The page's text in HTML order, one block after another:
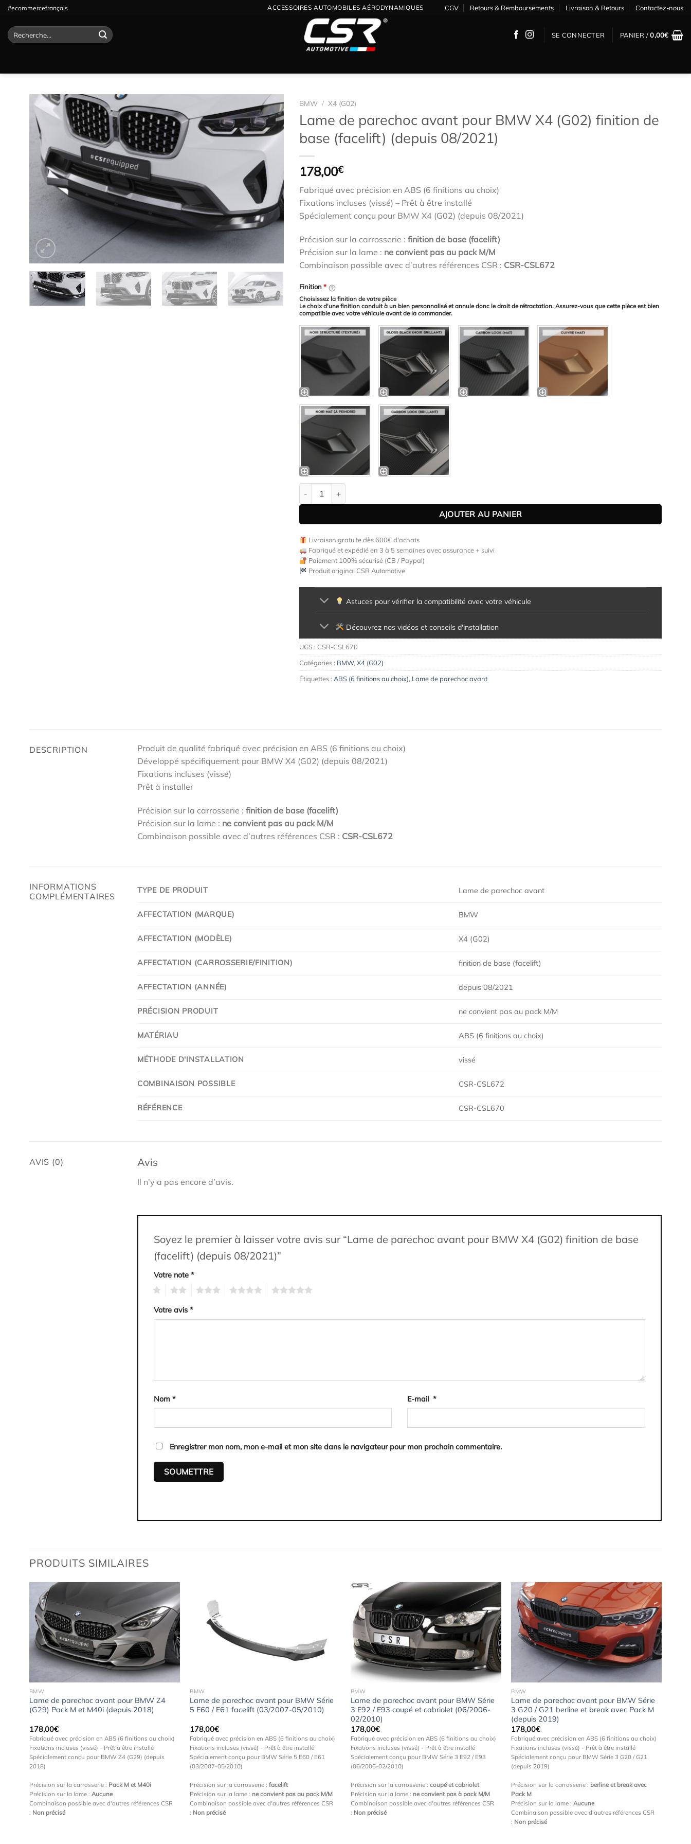
Passer
contenu
#ecommercefrançais ACCESSOIRES AUTOMOBILES AÉRODYNAMIQUES CGV Retours & Remboursements Livraison & Retours Contactez-nous
Recherche
pour :
SE CONNECTER PANIER /0,00€
wishlist
BMW / X4 (G02)
Lame de parechoc avant pour BMW X4 (G02) finition de
base (facelift) (depuis 08/2021)
178,00€
Fabriqué avec précision en ABS (6 finitions au choix)
Fixations incluses (vissé) – Prêt à être installé
Spécialement conçu pour BMW X4 (G02) (depuis 08/2021)
Précision sur la carrosserie : finition de base (facelift)
Précision sur la lame : ne convient pas au pack M/M
Combinaison possible avec d’autres références CSR : CSR-CSL672
Finition*
Choisissez la finition de votre pièce
Le choix d'une finition conduit à un bien personnalisé et annule donc le droit de rétractation. Assurez-vous que cette pièce est bien
compatible avec votre véhicule avant de la commander.
quantité de Lame de parechoc avant pour BMW X4 (G02) finition de base (facelift) (depuis 08/2021)
AJOUTER AU PANIER
Livraison gratuite dès 600€ d'achats
Fabriqué et expédié en 3 à 5 semaines avec assurance + suivi
Paiement 100% sécurisé (CB / Paypal)
Produit original CSR Automotive
Astuces pour vérifier la compatibilité avec votre véhicule
Découvrez nos vidéos et conseils d'installation
UGS : CSR-CSL670
Catégories : BMW, X4 (G02)
Étiquettes : ABS (6 finitions au choix), Lame de parechoc avant
DESCRIPTION
Produit de qualité fabriqué avec précision en ABS (6 finitions au choix)
Développé spécifiquement pour BMW X4 (G02) (depuis 08/2021)
Fixations incluses (vissé)
Prêt à installer
Précision sur la carrosserie : finition de base (facelift)
Précision sur la lame : ne convient pas au pack M/M
Combinaison possible avec d’autres références CSR : CSR-CSL672
INFORMATIONS
COMPLÉMENTAIRES
TYPE DE PRODUIT Lame de parechoc avant
AFFECTATION (MARQUE) BMW
AFFECTATION (MODÈLE) X4 (G02)
AFFECTATION (CARROSSERIE/FINITION) finition de base (facelift)
AFFECTATION (ANNÉE) depuis 08/2021
PRÉCISION PRODUIT ne convient pas au pack M/M
MATÉRIAU ABS (6 finitions au choix)
MÉTHODE D'INSTALLATION vissé
COMBINAISON POSSIBLE CSR-CSL672
RÉFÉRENCE CSR-CSL670
AVIS (0) Avis
Il n’y a pas encore d’avis.
Soyez le premier à laisser votre avis sur “Lame de parechoc avant pour BMW X4 (G02) finition de base
(facelift) (depuis 08/2021)”
Votre note *
Votre avis *
Nom * E-mail *
Enregistrer mon nom, mon e-mail et mon site dans le navigateur pour mon prochain commentaire.
PRODUITS SIMILAIRES
Ajouter
wishlist
BMW
Lame de parechoc avant pour BMW Z4
(G29) Pack M et M40i (depuis 2018)
178,00€
Fabriqué avec précision en ABS (6 finitions au choix)
Fixations incluses (vissé) - Prêt à être installé
Spécialement conçu pour BMW Z4 (G29) (depuis
2018)
Précision sur la carrosserie : Pack M et M40i
Précision sur la lame : Aucune
Combinaison possible avec d'autres références CSR
: Non précisé
wishlist
BMW
Lame de parechoc avant pour BMW Série
5 E60 / E61 facelift (03/2007-05/2010)
178,00€
Fabriqué avec précision en ABS (6 finitions au choix)
Fixations incluses (vissé) - Prêt à être installé
Spécialement conçu pour BMW Série 5 E60 / E61
(03/2007-05/2010)
Précision sur la carrosserie :facelift
Précision sur la lame : ne convient pas au pack M/M
Combinaison possible avec d'autres références CSR
: Non précisé
Ajouter
à la
wishlist
BMW
Lame de parechoc avant pour BMW Série
3 E92 / E93 coupé et cabriolet (06/2006-
02/2010)
178,00€
Fabriqué avec précision en ABS (6 finitions au choix)
Fixations incluses (vissé) - Prêt à être installé
Spécialement conçu pour BMW Série 3 E92 / E93
(06/2006-02/2010)
Précision sur la carrosserie : coupé et cabriolet
Précision sur la lame : ne convient pas à pack M/M
Combinaison possible avec d'autres références CSR
: Non précisé
Ajouter
à la
wishlist
BMW
Lame de parechoc avant pour BMW Série
3 G20 / G21 berline et break avec Pack M
(depuis 2019)
178,00€
Fabriqué avec précision en ABS (6 finitions au choix)
Fixations incluses (vissé) - Prêt à être installé
Spécialement conçu pour BMW Série 3 G20 / G21
(depuis 2019)
Précision sur la carrosserie : berline et break avec
Pack M
Précision sur la lame :Aucune
Combinaison possible avec d'autres références CSR
: Non précisé